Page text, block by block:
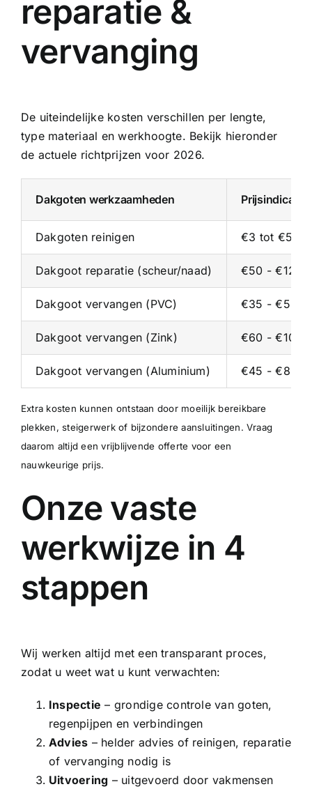
reparatie &
vervanging
De uiteindelijke kosten verschillen per lengte,
type materiaal en werkhoogte. Bekijk hieronder
de actuele richtprijzen voor 2026.
Dakgoten werkzaamheden Prijsindicatie
Dakgoten reinigen €3 tot €5
Dakgoot reparatie (scheur/naad) €50 - €125
Dakgoot vervangen (PVC) €35 - €55
Dakgoot vervangen (Zink) €60 - €100
Dakgoot vervangen (Aluminium) €45 - €80
Extra kosten kunnen ontstaan door moeilijk bereikbare
plekken, steigerwerk of bijzondere aansluitingen. Vraag
daarom altijd een vrijblijvende offerte voor een
nauwkeurige prijs.
Onze vaste
werkwijze in 4
stappen
Wij werken altijd met een transparant proces,
zodat u weet wat u kunt verwachten:
Inspectie – grondige controle van goten,
regenpijpen en verbindingen
Advies – helder advies of reinigen, reparatie
of vervanging nodig is
Uitvoering – uitgevoerd door vakmensen